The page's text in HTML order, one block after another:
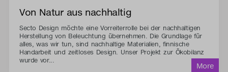
Von Natur aus nachhaltig
Secto Design möchte eine Vorreiterrolle bei der nachhaltigen
Herstellung von Beleuchtung übernehmen. Die Grundlage für
alles, was wir tun, sind nachhaltige Materialien, finnische
Handarbeit und zeitloses Design. Unser Projekt zur Ökobilanz
wurde vor...